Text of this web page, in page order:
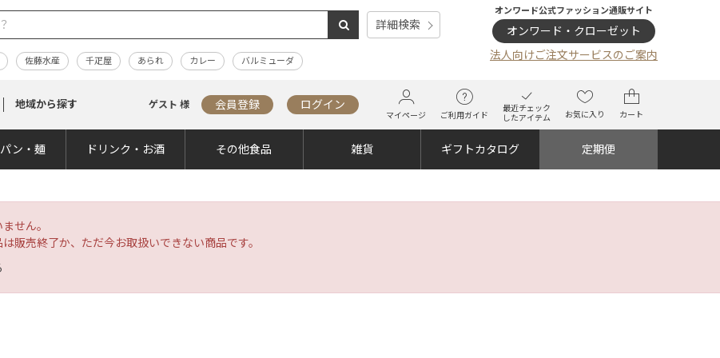
詳細検索
佐藤水産 千疋屋 あられ カレー バルミューダ
オンワード公式ファッション通販サイト
オンワード・クローゼット
法人向けご注文サービスのご案内
地域から探す ゲスト 様 会員登録 ログイン
マイページ ご利用ガイド
最近チェック
したアイテム
お気に入り カート
ン・麺 ドリンク・お酒 その他食品 雑貨 ギフトカタログ 定期便
せん。
販売終了か、ただ今お取扱いできない商品です。